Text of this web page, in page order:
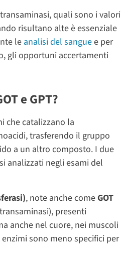
quali sono i valori
risultano alte è essenziale
le analisi del sanguee per
gli opportuni accertamenti
e GPT?
che catalizzano la
trasferendo il gruppo
a un altro composto. I due
analizzati negli esami del
, note anche comeGOT
presenti
anche nel cuore, nei muscoli
sono meno specifici per